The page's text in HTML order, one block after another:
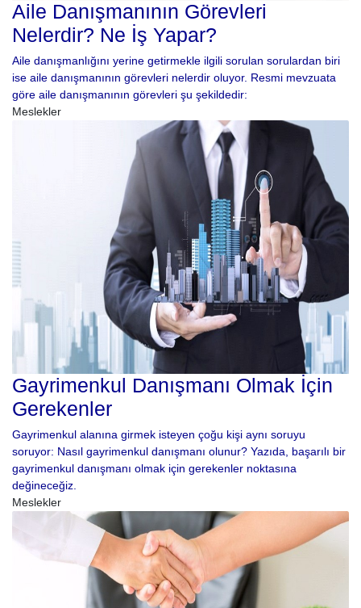
Aile Danışmanının Görevleri
Nelerdir? Ne İş Yapar?
Aile danışmanlığını yerine getirmekle ilgili sorulan sorulardan biri
ise aile danışmanının görevleri nelerdir oluyor. Resmi mevzuata
göre aile danışmanının görevleri şu şekildedir:
Meslekler
Gayrimenkul Danışmanı Olmak İçin
Gerekenler
Gayrimenkul alanına girmek isteyen çoğu kişi aynı soruyu
soruyor: Nasıl gayrimenkul danışmanı olunur? Yazıda, başarılı bir
gayrimenkul danışmanı olmak için gerekenler noktasına
değineceğiz.
Meslekler